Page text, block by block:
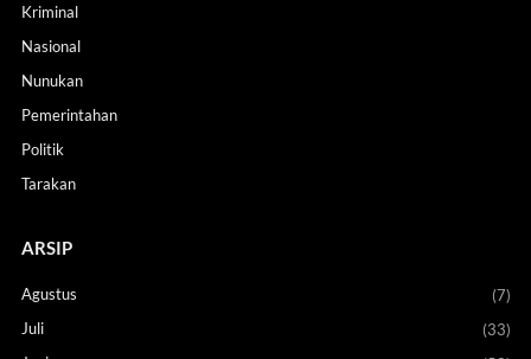
Kriminal
Nasional
Nunukan
Pemerintahan
Politik
Tarakan
ARSIP
Agustus
(7)
Juli
(33)